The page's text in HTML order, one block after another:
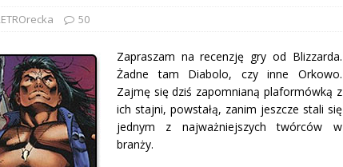
50
Zapraszam na recenzję gry od Blizzarda.
Żadne tam Diabolo, czy inne Orkowo.
Zajmę się dziś zapomnianą plaformówką z
ich stajni, powstałą, zanim jeszcze stali się
jednym z najważniejszych twórców w
branży.